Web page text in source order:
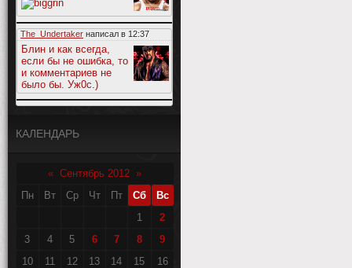
The_Undertaker написал в 12:37
Блин и как всегда,
если бы не ошибка, то
и комментариев не
было бы. Уж0с.)
КАЛЕНДАРЬ
« Сентябрь 2012 »
Пн
Вт Ср Чт Пт Сб
Вс
1
2
3
4 5 6 7 8
9
10
11 12 13 14 15
16